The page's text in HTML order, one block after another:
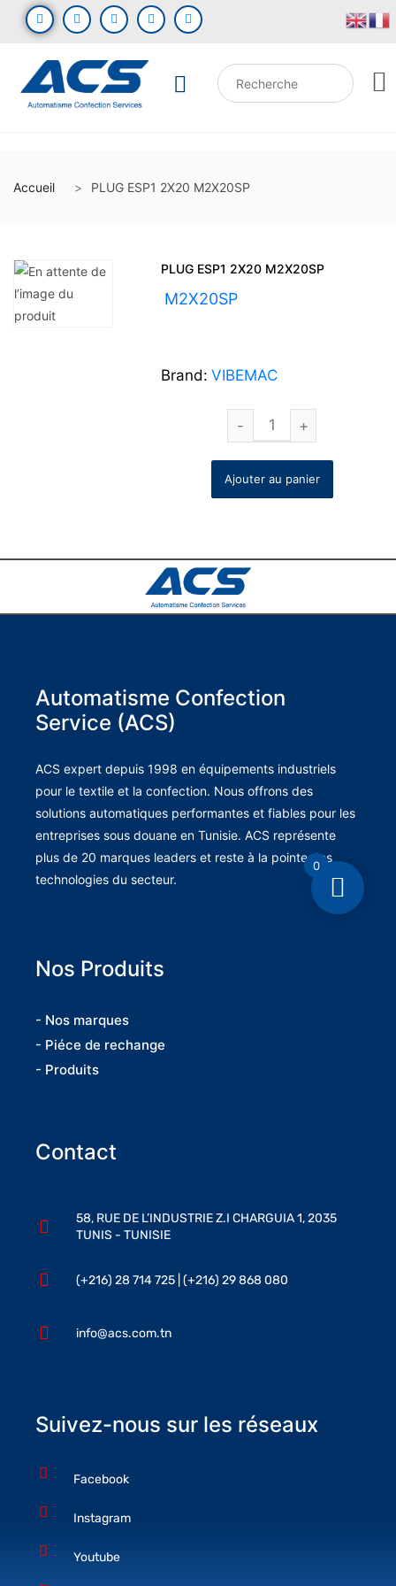
Accueil PLUG ESP1 2X20 M2X20SP
PLUG ESP1 2X20 M2X20SP
M2X20SP
Brand: VIBEMAC
Ajouter au panier
Automatisme Confection
Service (ACS)
ACS expert depuis 1998 en équipements industriels
pour le textile et la confection. Nous offrons des
solutions automatiques performantes et fiables pour les
entreprises sous douane en Tunisie. ACS représente
plus de 20 marques leaders et reste à la pointe des
technologies du secteur.
Nos Produits
- Nos marques
- Piéce de rechange
- Produits
Contact
58, RUE DE L’INDUSTRIE Z.I CHARGUIA 1, 2035
TUNIS - TUNISIE
(+216) 28 714 725 | (+216) 29 868 080
info@acs.com.tn
Suivez-nous sur les réseaux
Facebook
Instagram
Youtube
0